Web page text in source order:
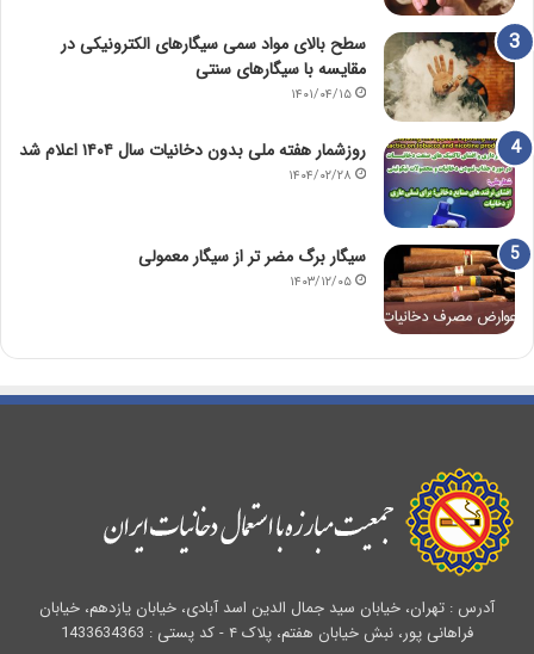
سطح بالای مواد سمی سیگارهای الکترونیکی در
مقایسه با سیگارهای سنتی
۱۴۰۱/۰۴/۱۵
روزشمار هفته ملی بدون دخانیات سال ۱۴۰۴ اعلام شد
۱۴۰۴/۰۲/۲۸
سیگار برگ مضر تر از سیگار معمولی
۱۴۰۳/۱۲/۰۵
آدرس : تهران، خیابان سید جمال الدین اسد آبادی، خیابان یازدهم، خیابان
فراهانی پور، نبش خیابان هفتم، پلاک ۴ - کد پستی : 1433634363